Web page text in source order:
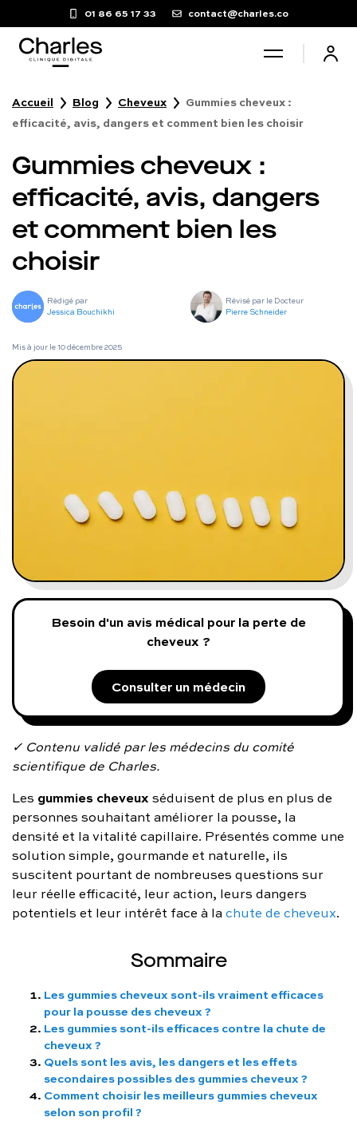
01 86 65 17 33 contact@charles.co
Santé sexuelle
Poids
Troubles du sommeil
Fertilité masculine
Chute de cheveux
Programmes digitaux
Vous avez des questions :
01 86 65 17 33
contact@charles.co
Accueil Blog Cheveux
Gummies cheveux :
efficacité, avis, dangers et comment bien les choisir
Gummies cheveux :
efficacité, avis, dangers
et comment bien les
choisir
Rédigé par
Jessica Bouchikhi
Révisé par le Docteur
Pierre Schneider
Mis à jour le10 décembre 2025
Besoin d'un avis médical pour la perte de
cheveux ?
Consulter un médecin
✓ Contenu validé par les médecins du comité
scientifique de Charles.
Les gummies cheveux séduisent de plus en plus de
personnes souhaitant améliorer la pousse, la
densité et la vitalité capillaire. Présentés comme une
solution simple, gourmande et naturelle, ils
suscitent pourtant de nombreuses questions sur
leur réelle efficacité, leur action, leurs dangers
potentiels et leur intérêt face à lachute de cheveux.
Sommaire
Les gummies cheveux sont-ils vraiment efficaces
pour la pousse des cheveux ?
Les gummies sont-ils efficaces contre la chute de
cheveux ?
Quels sont les avis, les dangers et les effets
secondaires possibles des gummies cheveux ?
Comment choisir les meilleurs gummies cheveux
selon son profil ?